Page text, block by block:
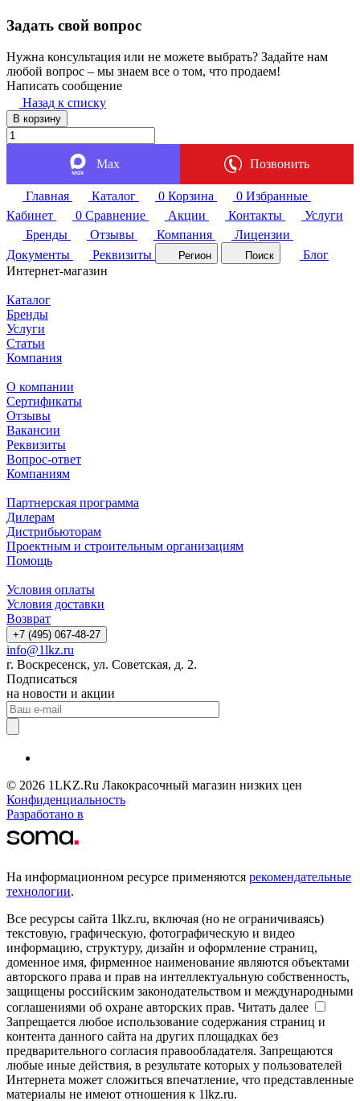
Задать свой вопрос
Нужна консультация или не можете выбрать? Задайте нам
любой вопрос – мы знаем все о том, что продаем!
Написать сообщение
Назад к списку
В корзину
Max Позвонить
Главная Каталог 0 Корзина 0 Избранные
Кабинет
0 Сравнение Акции Контакты
Услуги
Бренды
Отзывы Компания
Лицензии
Документы
Реквизиты Регион Поиск
Блог
Интернет-магазин
Каталог
Бренды
Услуги
Статьи
Компания
О компании
Сертификаты
Отзывы
Вакансии
Реквизиты
Вопрос-ответ
Компаниям
Партнерская программа
Дилерам
Дистрибьюторам
Проектным и строительным организациям
Помощь
Условия оплаты
Условия доставки
Возврат
+7 (495) 067-48-27
info@1lkz.ru
г. Воскресенск, ул. Советская, д. 2.
Подписаться
на новости и акции
© 2026 1LKZ.Ru Лакокрасочный магазин низких цен
Конфиденциальность
Разработано в
На информационном ресурсе применяются рекомендательные
технологии.
Все ресурсы сайта 1lkz.ru, включая (но не ограничиваясь)
текстовую, графическую, фотографическую и видео
информацию, структуру, дизайн и оформление страниц,
доменное имя, фирменное наименование являются объектами
авторского права и прав на интеллектуальную собственность,
защищены российским законодательством и международными
соглашениями об охране авторских прав. Читать далее
Запрещается любое использование содержания страниц и
контента данного сайта на других площадках без
предварительного согласия правообладателя. Запрещаются
любые иные действия, в результате которых у пользователей
Интернета может сложиться впечатление, что представленные
материалы не имеют отношения к 1lkz.ru.